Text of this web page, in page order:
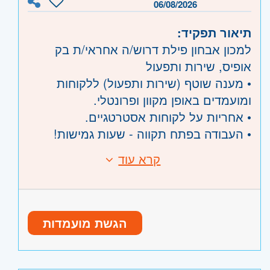
רעננה, כפר סבא והוד השרון, ראש העין,
השפלה - ראשון לציון ונס- ציונה, רמלה לוד,
רחובות, יבנה
06/08/2026
תיאור תפקיד:
למכון אבחון פילת דרוש/ה אחראי/ת בק
אופיס, שירות ותפעול
• מענה שוטף (שירות ותפעול) ללקוחות
ומועמדים באופן מקוון ופרונטלי.
• אחריות על לקוחות אסטרטגיים.
• העבודה בפתח תקווה - שעות גמישות!
• ייצוגיות
קרא עוד
הגשת מועמדות